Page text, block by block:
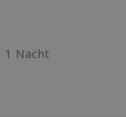
1 Nacht
basierend auf 222